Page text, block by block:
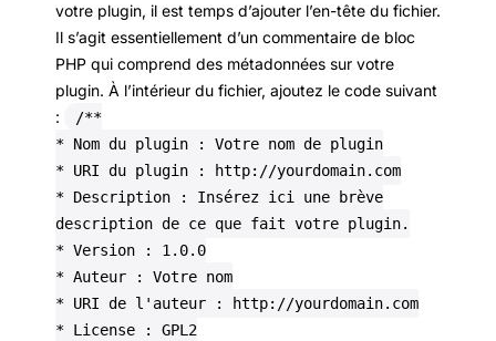
votre plugin, il est temps d’ajouter l’en-tête du fichier.
Il s’agit essentiellement d’un commentaire de bloc
PHP qui comprend des métadonnées sur votre
plugin. À l’intérieur du fichier, ajoutez le code suivant
:
/**
* Nom du plugin : Votre nom de plugin
* URI du plugin : http://yourdomain.com
* Description : Insérez ici une brève
description de ce que fait votre plugin.
* Version : 1.0.0
* Auteur : Votre nom
* URI de l'auteur : http://yourdomain.com
* License : GPL2